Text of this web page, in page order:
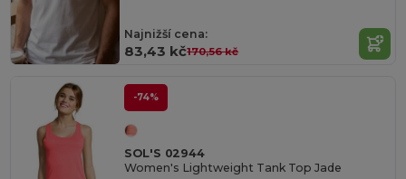
Najnižší cena:
83,43 kč170,56 kč
-74%
SOL'S 02944
Women's Lightweight Tank Top Jade